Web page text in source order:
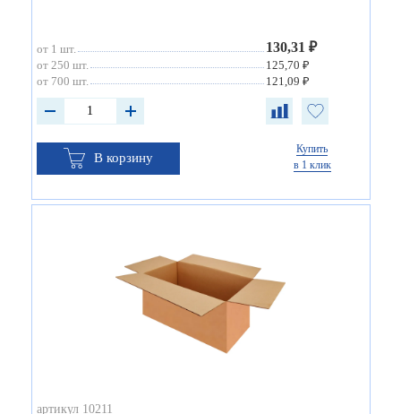
от 1 шт. 130,31 ₽
от 250 шт.
125,70 ₽
от 700 шт.
121,09 ₽
В корзину
Купить
в 1 клик
артикул 10211